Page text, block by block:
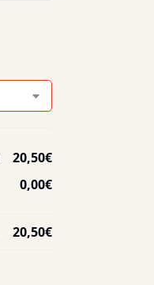
20,50€
0,00€
20,50€